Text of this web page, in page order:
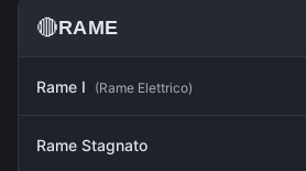
🔴RAME
Rame I (Rame Elettrico)
Rame Stagnato